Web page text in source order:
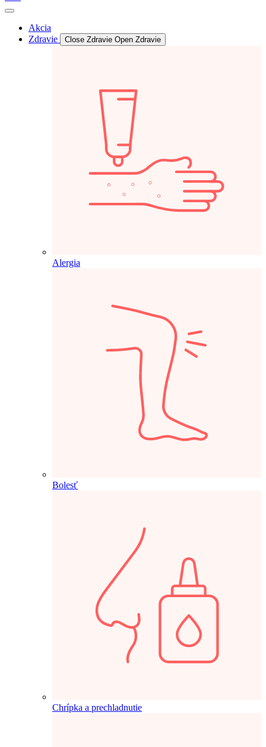
Akcia
Zdravie
Close Zdravie Open Zdravie
Alergia
Bolesť
Chrípka a prechladnutie